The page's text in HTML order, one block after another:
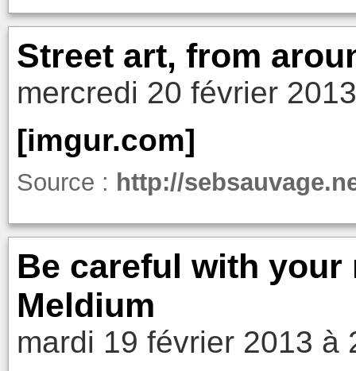
Street art, from
mercredi 20 février
[imgur.com]
Source : http://
Be careful with
Meldium
mardi 19 février 2013 à